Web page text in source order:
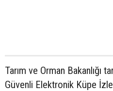
Tarım ve Orman Bakanlığı
Güvenli Elektronik Küpe